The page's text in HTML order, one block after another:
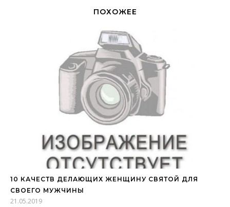
ПОХОЖЕЕ
10 КАЧЕСТВ ДЕЛАЮЩИХ ЖЕНЩИНУ СВЯТОЙ ДЛЯ
СВОЕГО МУЖЧИНЫ
21.05.2019